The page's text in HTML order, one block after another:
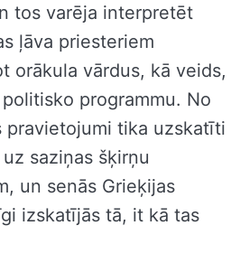
tos varēja interpretēt
ļāva priesteriem
orākula vārdus, kā veids,
programmu. No
pravietojumi tika uzskatīti
saziņas šķirņu
un senās Grieķijas
izskatījās tā, it kā tas